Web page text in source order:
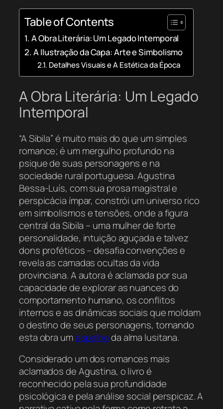
Table of Contents
A Obra Literária: Um Legado Intemporal
A Ilustração da Capa: Arte e Simbolismo
Detalhes Visuais e A Estética da Época
A Obra Literária: Um Legado
Intemporal
“A Sibila” é muito mais do que um simples
romance; é um mergulho profundo na
psique de suas personagens e na
sociedade rural portuguesa. Agustina
Bessa-Luís, com sua prosa magistral e
perspicácia ímpar, constrói um universo rico
em simbolismos e tensões, onde a figura
central da Sibila – uma mulher de forte
personalidade, intuição aguçada e talvez
dons proféticos – desafia convenções e
revela as camadas ocultas da vida
provinciana. A autora é aclamada por sua
capacidade de explorar as nuances do
comportamento humano, os conflitos
internos e as dinâmicas sociais que moldam
o destino de seus personagens, tornando
esta obra umespelhoda alma lusitana.
Considerado um dos romances mais
aclamados de Agustina, o livro é
reconhecido pela sua profundidade
psicológica e pela análise social perspicaz. A